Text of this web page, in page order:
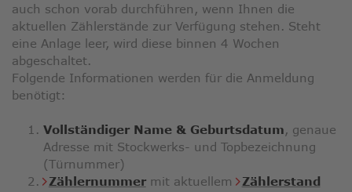
auch schon vorab durchführen, wenn Ihnen die
aktuellen Zählerstände zur Verfügung stehen. Steht
eine Anlage leer, wird diese binnen 4 Wochen
abgeschaltet.
Folgende Informationen werden für die Anmeldung
benötigt:
Vollständiger Name & Geburtsdatum, genaue
Adresse mit Stockwerks- und Topbezeichnung
(Türnummer)
Zählernummermit aktuellem Zählerstand